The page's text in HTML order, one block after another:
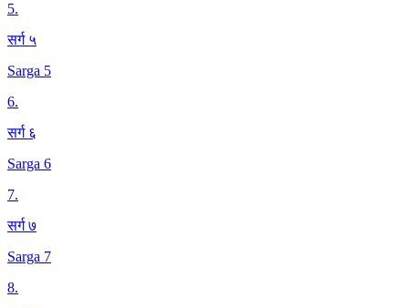
5.
सर्ग ५
Sarga 5
6.
सर्ग ६
Sarga 6
7.
सर्ग ७
Sarga 7
8.